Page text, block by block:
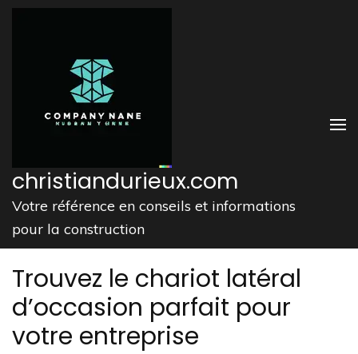
Aller
christiandurieux.com
Votre référence en conseils et informations
pour la construction
Trouvez le chariot latéral
d’occasion parfait pour
votre entreprise